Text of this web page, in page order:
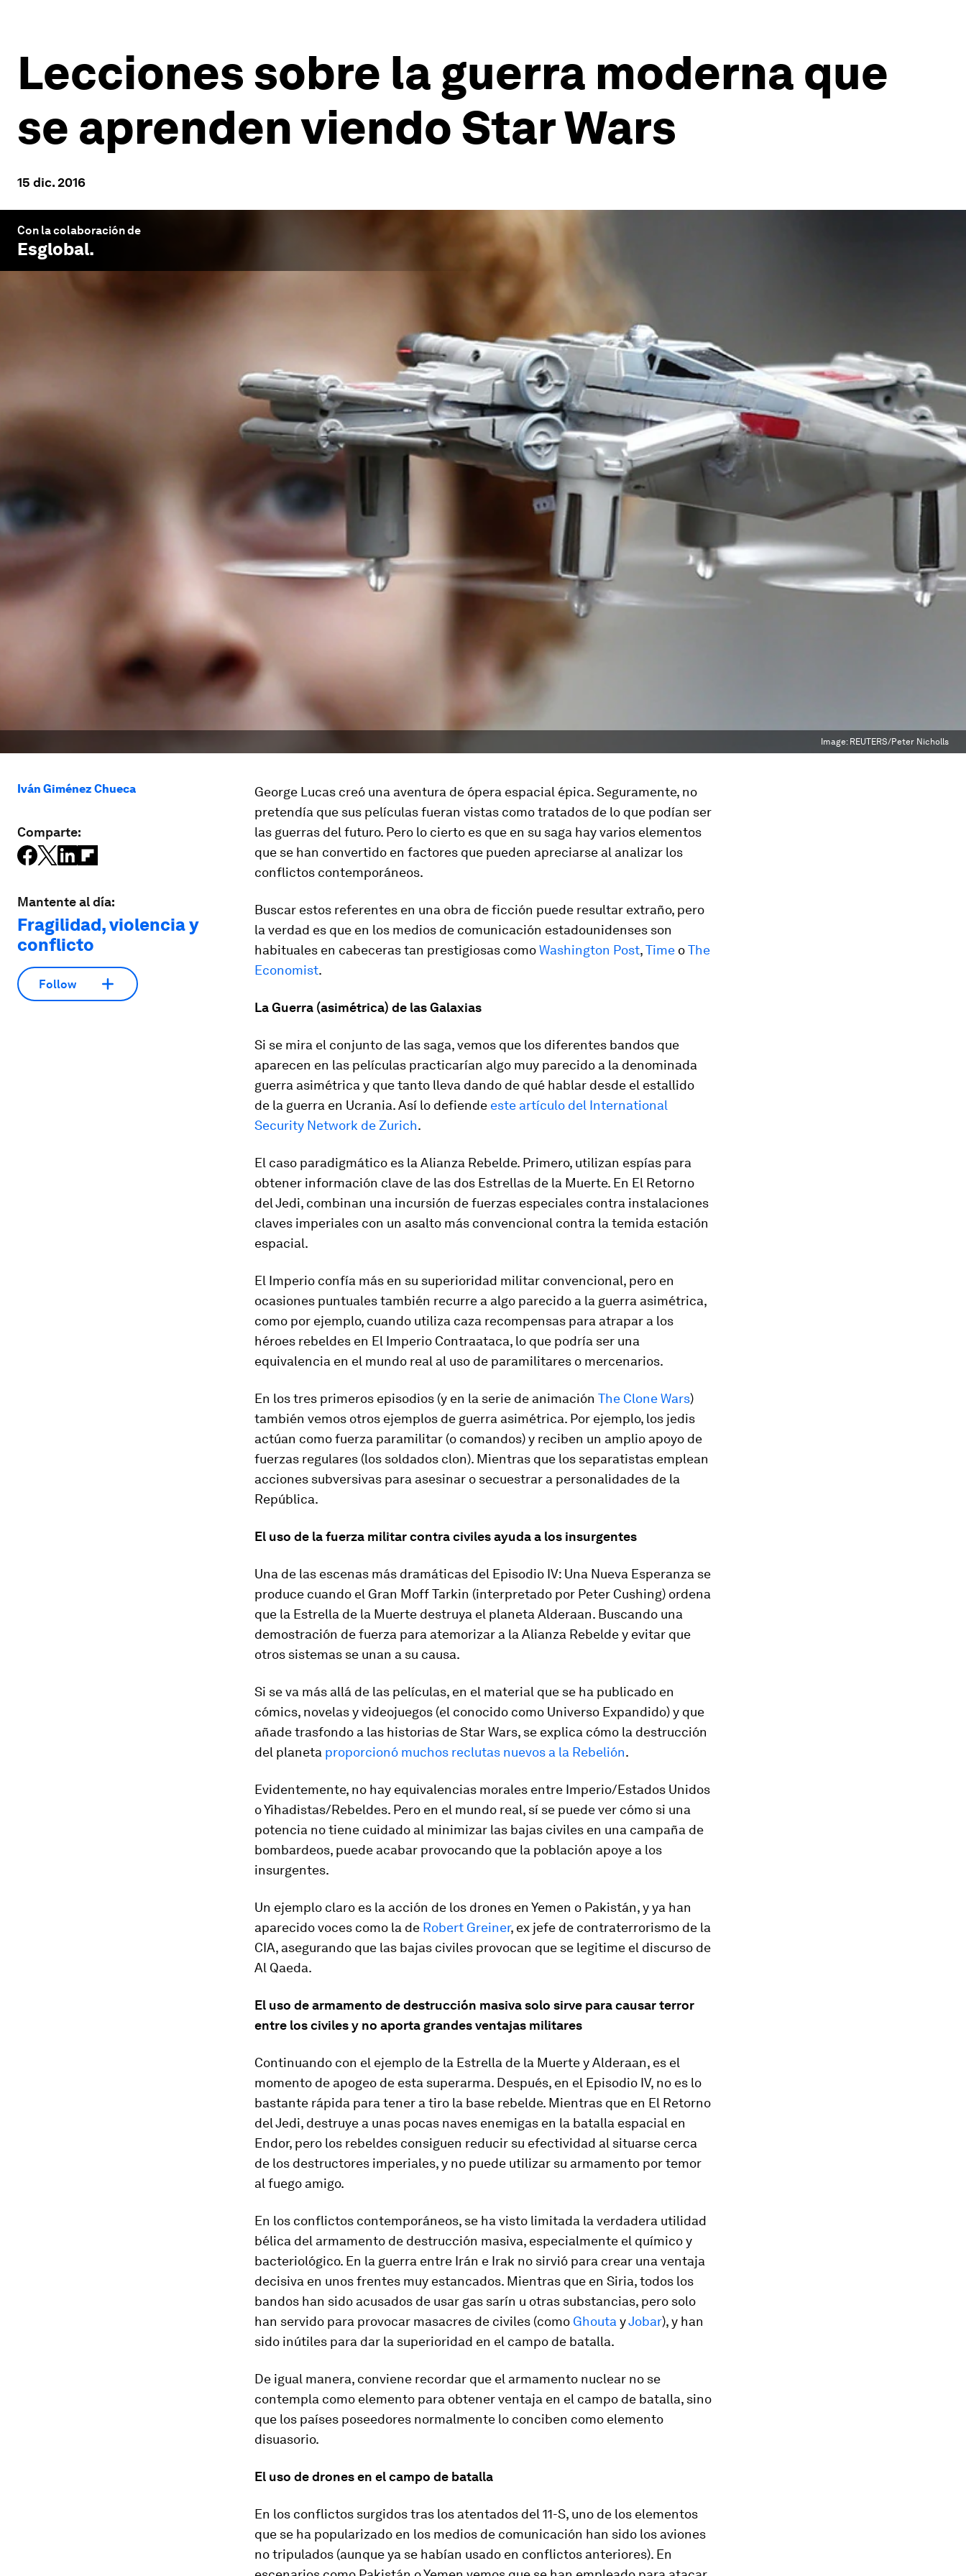
Lecciones sobre la guerra moderna que
se aprenden viendo Star Wars
15 dic. 2016
Con la colaboración de
Esglobal.
Image: REUTERS/Peter Nicholls
Iván Giménez Chueca
Comparte:
Mantente al día:
Fragilidad, violencia y
conflicto
Follow
George Lucas creó una aventura de ópera espacial épica. Seguramente, no
pretendía que sus películas fueran vistas como tratados de lo que podían ser
las guerras del futuro. Pero lo cierto es que en su saga hay varios elementos
que se han convertido en factores que pueden apreciarse al analizar los
conflictos contemporáneos.
Buscar estos referentes en una obra de ficción puede resultar extraño, pero
la verdad es que en los medios de comunicación estadounidenses son
habituales en cabeceras tan prestigiosas comoWashington Post,Time oThe
Economist.
La Guerra (asimétrica) de las Galaxias
Si se mira el conjunto de las saga, vemos que los diferentes bandos que
aparecen en las películas practicarían algo muy parecido a la denominada
guerra asimétrica y que tanto lleva dando de qué hablar desde el estallido
de la guerra en Ucrania. Así lo defiende este artículo del International
Security Network de Zurich.
El caso paradigmático es la Alianza Rebelde. Primero, utilizan espías para
obtener información clave de las dos Estrellas de la Muerte. En El Retorno
del Jedi, combinan una incursión de fuerzas especiales contra instalaciones
claves imperiales con un asalto más convencional contra la temida estación
espacial.
El Imperio confía más en su superioridad militar convencional, pero en
ocasiones puntuales también recurre a algo parecido a la guerra asimétrica,
como por ejemplo, cuando utiliza caza recompensas para atrapar a los
héroes rebeldes en El Imperio Contraataca, lo que podría ser una
equivalencia en el mundo real al uso de paramilitares o mercenarios.
En los tres primeros episodios (y en la serie de animación The Clone Wars)
también vemos otros ejemplos de guerra asimétrica. Por ejemplo, los jedis
actúan como fuerza paramilitar (o comandos) y reciben un amplio apoyo de
fuerzas regulares (los soldados clon). Mientras que los separatistas emplean
acciones subversivas para asesinar o secuestrar a personalidades de la
República.
El uso de la fuerza militar contra civiles ayuda a los insurgentes
Una de las escenas más dramáticas del Episodio IV: Una Nueva Esperanza se
produce cuando el Gran Moff Tarkin (interpretado por Peter Cushing) ordena
que la Estrella de la Muerte destruya el planeta Alderaan. Buscando una
demostración de fuerza para atemorizar a la Alianza Rebelde y evitar que
otros sistemas se unan a su causa.
Si se va más allá de las películas, en el material que se ha publicado en
cómics, novelas y videojuegos (el conocido como Universo Expandido) y que
añade trasfondo a las historias de Star Wars, se explica cómo la destrucción
del planeta proporcionó muchos reclutas nuevos a la Rebelión.
Evidentemente, no hay equivalencias morales entre Imperio/Estados Unidos
o Yihadistas/Rebeldes. Pero en el mundo real, sí se puede ver cómo si una
potencia no tiene cuidado al minimizar las bajas civiles en una campaña de
bombardeos, puede acabar provocando que la población apoye a los
insurgentes.
Un ejemplo claro es la acción de los drones en Yemen o Pakistán, y ya han
aparecido voces como la de Robert Greiner, ex jefe de contraterrorismo de la
CIA, asegurando que las bajas civiles provocan que se legitime el discurso de
Al Qaeda.
El uso de armamento de destrucción masiva solo sirve para causar terror
entre los civiles y no aporta grandes ventajas militares
Continuando con el ejemplo de la Estrella de la Muerte y Alderaan, es el
momento de apogeo de esta superarma. Después, en el Episodio IV, no es lo
bastante rápida para tener a tiro la base rebelde. Mientras que en El Retorno
del Jedi, destruye a unas pocas naves enemigas en la batalla espacial en
Endor, pero los rebeldes consiguen reducir su efectividad al situarse cerca
de los destructores imperiales, y no puede utilizar su armamento por temor
al fuego amigo.
En los conflictos contemporáneos, se ha visto limitada la verdadera utilidad
bélica del armamento de destrucción masiva, especialmente el químico y
bacteriológico. En la guerra entre Irán e Irak no sirvió para crear una ventaja
decisiva en unos frentes muy estancados. Mientras que en Siria, todos los
bandos han sido acusados de usar gas sarín u otras substancias, pero solo
han servido para provocar masacres de civiles (como Ghouta yJobar), y han
sido inútiles para dar la superioridad en el campo de batalla.
De igual manera, conviene recordar que el armamento nuclear no se
contempla como elemento para obtener ventaja en el campo de batalla, sino
que los países poseedores normalmente lo conciben como elemento
disuasorio.
El uso dedronesen el campo de batalla
En los conflictos surgidos tras los atentados del 11-S, uno de los elementos
que se ha popularizado en los medios de comunicación han sido los aviones
no tripulados (aunque ya se habían usado en conflictos anteriores). En